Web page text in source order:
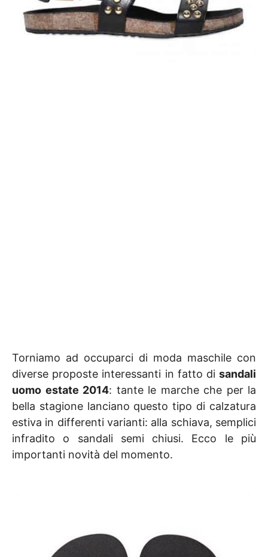
Torniamo ad occuparci di moda maschile con
diverse proposte interessanti in fatto di sandali
uomo estate 2014: tante le marche che per la
bella stagione lanciano questo tipo di calzatura
estiva in differenti varianti: alla schiava, semplici
infradito o sandali semi chiusi. Ecco le più
importanti novità del momento.